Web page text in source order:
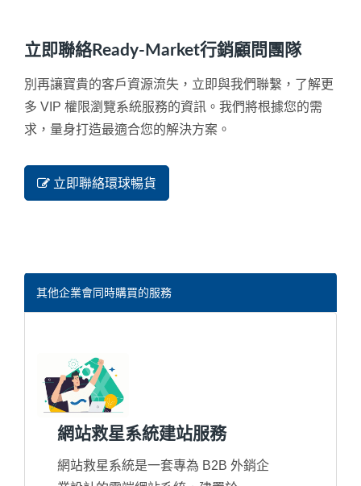
立即聯絡Ready-Market行銷顧問團隊
別再讓寶貴的客戶資源流失，立即與我們聯繫，了解更
多 VIP 權限瀏覽系統服務的資訊。我們將根據您的需
求，量身打造最適合您的解決方案。
立即聯絡環球暢貨
其他企業會同時購買的服務
網站救星系統建站服務
網站救星系統是一套專為 B2B 外銷企